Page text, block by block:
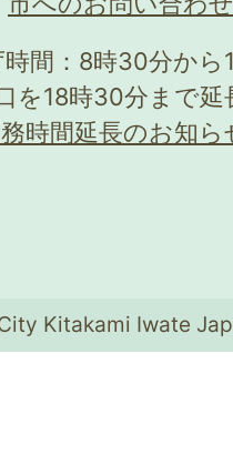
時間：8時30分か
を18時30分まで
時間延長のお知ら
Kitakami Iwate